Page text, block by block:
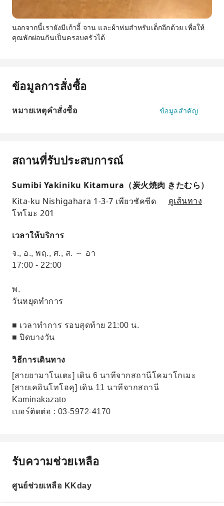
นอกจากนี้เรายังมีเก้าอี้ จาน และผ้าห่มสำหรับเด็กอีกด้วย เพื่อให้
คุณพักผ่อนกันเป็นครอบครัวได้
ข้อมูลการสั่งซื้อ
หมายเหตุคำสั่งซื้อ ข้อมูลสำคัญ
สถานที่รับประสบการณ์
Sumibi Yakiniku Kitamura（炭火焼肉 きたむら）
Kita-ku Nishigahara 1-3-7 เพียวซัคซีด
โทโมะ 201
ดูเส้นทาง
เวลาให้บริการ
จ., อ., พฤ., ศ., ส. ～ อา
17:00 - 22:00
พ.
วันหยุดทำการ
■ เวลาทำการ รอบสุดท้าย 21:00 น.
■ ปิดบางวัน
วิธีการเดินทาง
[สายยามาโนเตะ] เดิน 6 นาทีจากสถานีโคมาโกเมะ
[สายเคฮินโทโฮคุ] เดิน 11 นาทีจากสถานี
Kaminakazato
เบอร์ติดต่อ : 03-5972-4170
รับความช่วยเหลือ
ศูนย์ช่วยเหลือ KKday